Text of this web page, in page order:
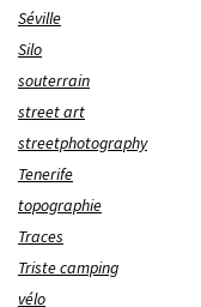
Séville
Silo
souterrain
street art
streetphotography
Tenerife
topographie
Traces
Triste camping
vélo